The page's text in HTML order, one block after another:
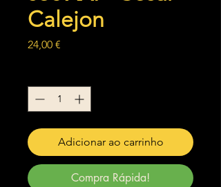
Calejon
24,00 €
Adicionar ao carrinho
Compra Rápida!